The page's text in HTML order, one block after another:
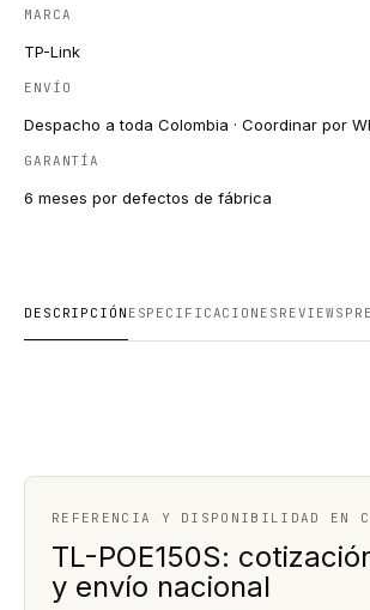
MARCA
TP-Link
ENVÍO
Despacho a toda Colombia · Coordinar por
GARANTÍA
6 meses por defectos de fábrica
DESCRIPCIÓN ESPECIFICACIONES REVIEWS
REFERENCIA Y DISPONIBILIDAD EN
TL-POE150S:
y envío nacional